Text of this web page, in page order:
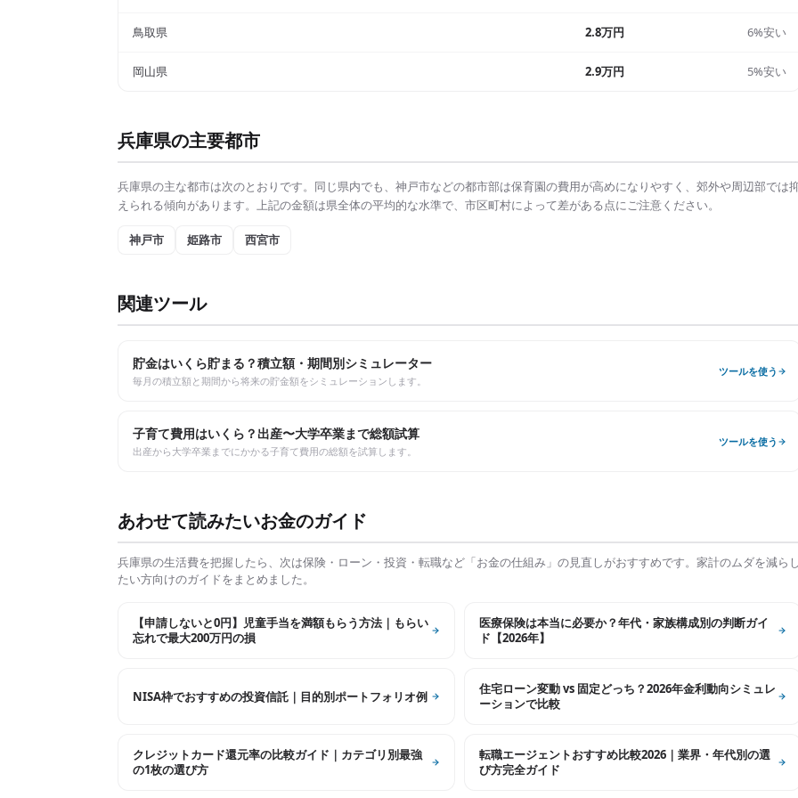
鳥取県 2.8万円 6%安い
岡山県 2.9万円 5%安い
兵庫県の主要都市
兵庫県の主な都市は次のとおりです。同じ県内でも、 神戸市などの都市部は保育園の費用が高めになりやすく、郊外や周辺部では
えられる傾向があります。上記の金額は県全体の平均的な水準で、市区町村によって差がある点にご注意ください。
神戸市 姫路市 西宮市
関連ツール
貯金はいくら貯まる？積立額・期間別シミュレーター
毎月の積立額と期間から将来の貯金額をシミュレーションします。
ツールを使う
子育て費用はいくら？出産〜大学卒業まで総額試算
出産から大学卒業までにかかる子育て費用の総額を試算します。
ツールを使う
あわせて読みたいお金のガイド
兵庫県の生活費を把握したら、次は保険・ローン・投資・転職など「お金の仕組み」の見直しがおすすめです。家計のムダを減ら
たい方向けのガイドをまとめました。
【申請しないと0円】児童手当を満額もらう方法｜もらい
忘れで最大200万円の損
医療保険は本当に必要か？年代・家族構成別の判断ガイ
ド【2026年】
NISA枠でおすすめの投資信託｜目的別ポートフォリオ例
住宅ローン変動 vs 固定どっち？2026年金利動向シミュレ
ーションで比較
クレジットカード還元率の比較ガイド｜カテゴリ別最強
の1枚の選び方
転職エージェントおすすめ比較2026｜業界・年代別の選
び方完全ガイド